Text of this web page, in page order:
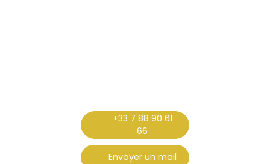
+33 7 88 90 61
66
Envoyer un mail